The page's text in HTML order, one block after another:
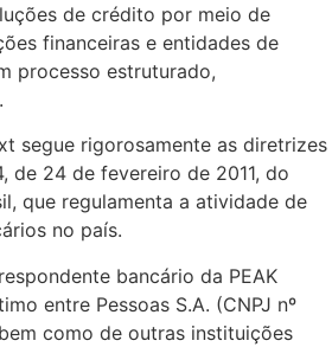
de crédito por meio de
financeiras e entidades de
processo estruturado,
segue rigorosamente as diretrizes
de 24 de fevereiro de 2011, do
que regulamenta a atividade de
no país.
bancário da PEAK
entre Pessoas S.A. (CNPJ nº
como de outras instituições